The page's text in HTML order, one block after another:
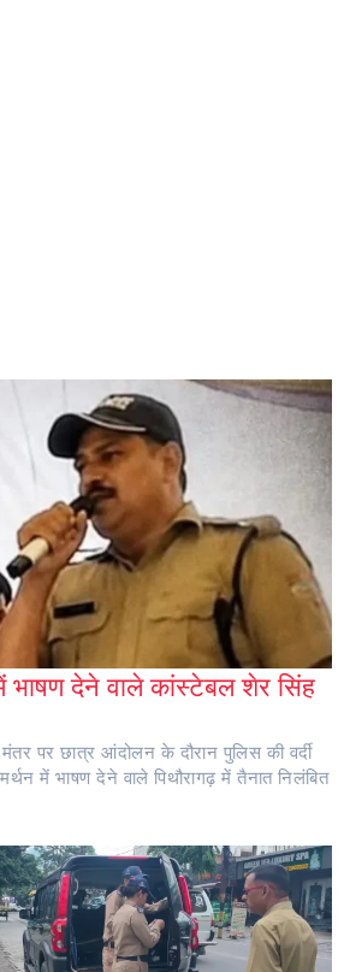
भाषण देने वाले कांस्टेबल शेर सिंह
पर छात्र आंदोलन के दौरान पुलिस की वर्दी
में भाषण देने वाले पिथौरागढ़ में तैनात निलंबित